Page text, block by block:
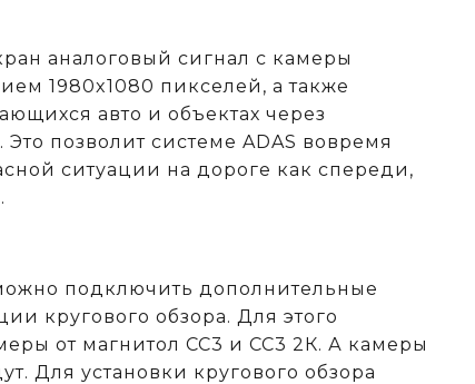
аналоговый сигнал с камеры
1980x1080 пикселей, а также
авто и объектах через
позволит системе ADAS вовремя
ситуации на дороге как спереди,
подключить дополнительные
кругового обзора. Для этого
от магнитол СС3 и СС3 2К. А камеры
Для установки кругового обзора